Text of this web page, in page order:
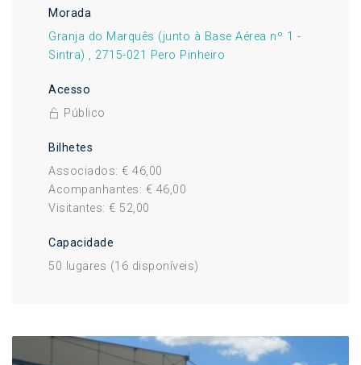
Morada
Granja do Marquês (junto à Base Aérea nº 1 -
Sintra) , 2715-021 Pero Pinheiro
Acesso
Público
Bilhetes
Associados: € 46,00
Acompanhantes: € 46,00
Visitantes: € 52,00
Capacidade
50 lugares (16 disponíveis)